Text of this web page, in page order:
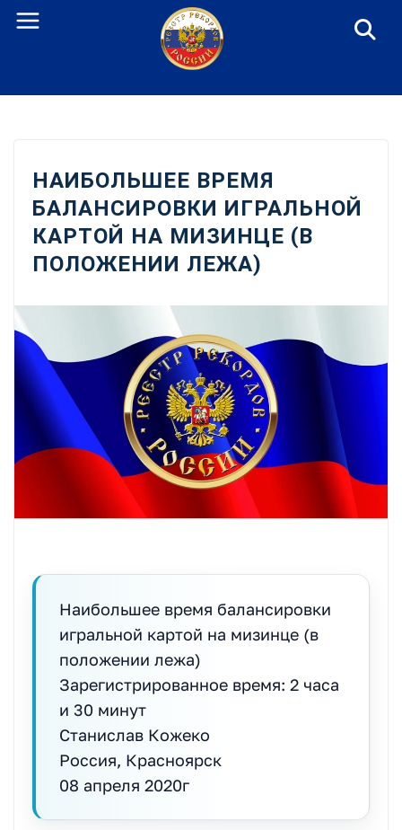
Перейти
НАИБОЛЬШЕЕ ВРЕМЯ
БАЛАНСИРОВКИ ИГРАЛЬНОЙ
КАРТОЙ НА МИЗИНЦЕ (В
ПОЛОЖЕНИИ ЛЕЖА)
Наибольшее время балансировки
игральной картой на мизинце (в
положении лежа)
Зарегистрированное время: 2 часа
и 30 минут
Станислав Кожеко
Россия, Красноярск
08 апреля 2020г